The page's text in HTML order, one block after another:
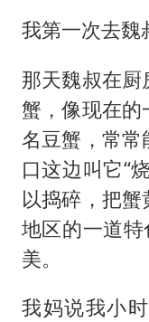
我第一次去魏
那天魏叔在
蟹，像现在
名豆蟹，常
口这边叫它“
以捣碎，把
地区的一道特
美。
我妈说我小